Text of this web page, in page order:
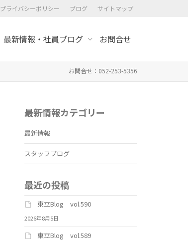
プライバシーポリシー ブログ サイトマップ
最新情報・社員ブログ お問合せ
お問合せ：052-253-5356
最新情報カテゴリー
最新情報
スタッフブログ
最近の投稿
東立Blog vol.590
2026年8月5日
東立Blog vol.589